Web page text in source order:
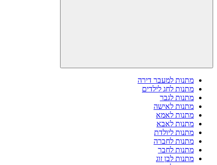
מתנות למעבר דירה
מתנות לחג לילדים
מתנות לגבר
מתנות לאישה
מתנות לאמא
מתנות לאבא
מתנות ליולדת
מתנות לחברה
מתנות לחבר
מתנות לבן זוג